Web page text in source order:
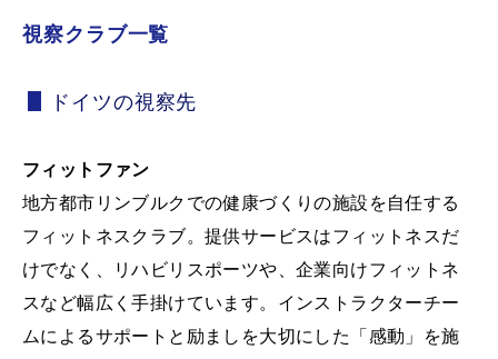
視察クラブ一覧
ドイツの視察先
フィットファン
地方都市リンブルクでの健康づくりの施設を自任する
フィットネスクラブ。提供サービスはフィットネスだ
けでなく、リハビリスポーツや、企業向けフィットネ
スなど幅広く手掛けています。インストラクターチー
ムによるサポートと励ましを大切にした「感動」を施